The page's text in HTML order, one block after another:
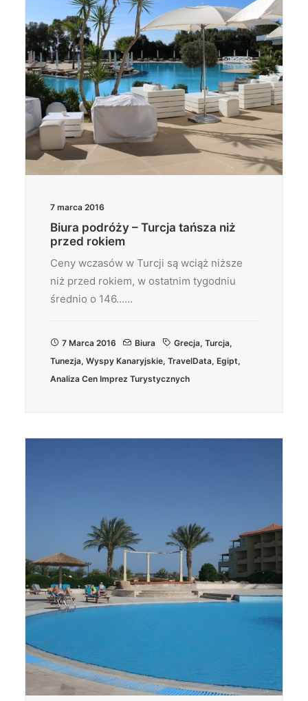
7 marca 2016
Biura podróży – Turcja tańsza niż
przed rokiem
Ceny wczasów w Turcji są wciąż niższe
niż przed rokiem, w ostatnim tygodniu
średnio o 146……
7 Marca 2016 Biura Grecja, Turcja,
Tunezja, Wyspy Kanaryjskie, TravelData, Egipt,
Analiza Cen Imprez Turystycznych